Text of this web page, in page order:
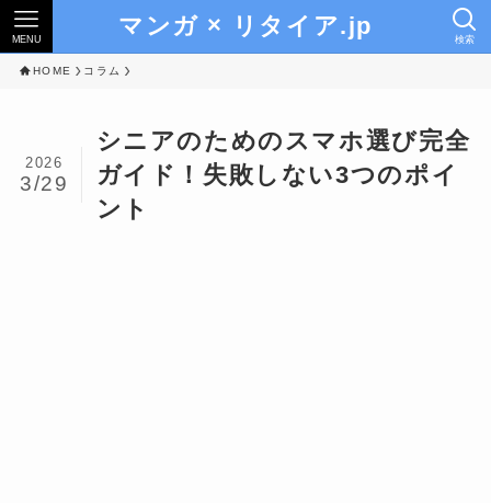
マンガ × リタイア.jp 検索
MENU
HOME コラム
シニアのためのスマホ選び完全
ガイド！失敗しない3つのポイ
ント
2026
3/29